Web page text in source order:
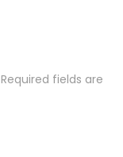
Required fields are